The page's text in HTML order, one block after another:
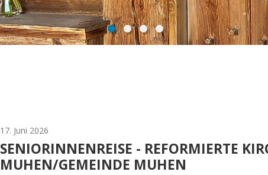
SENIORINNENREISE - REFORMIERTE
MUHEN/GEMEINDE MUHEN
17. Juni 2026